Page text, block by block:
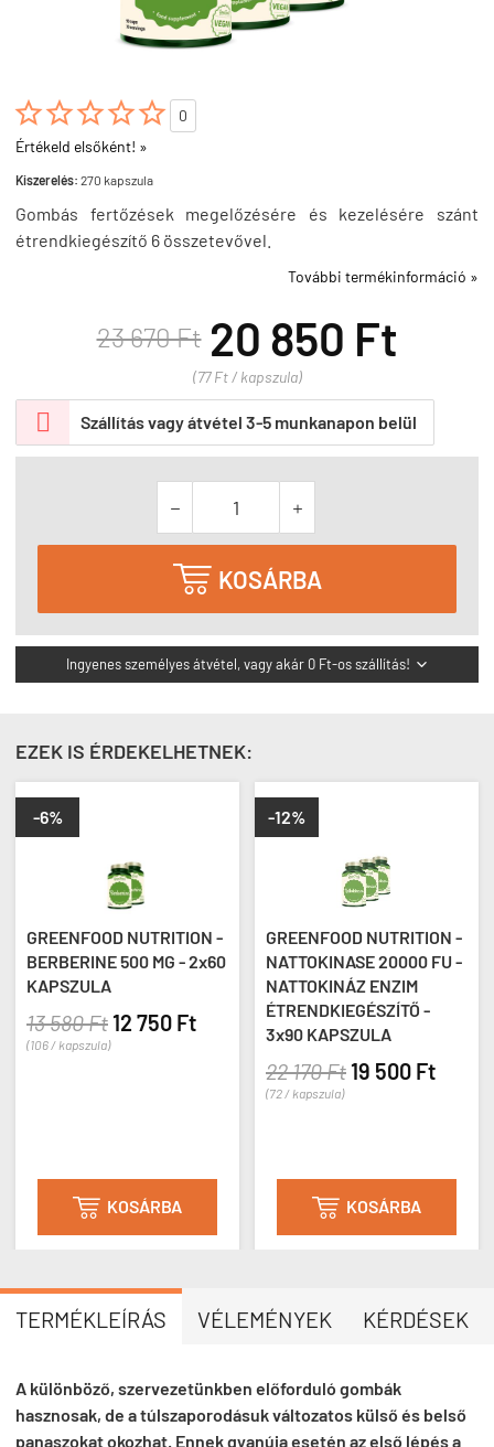

0
Értékeld elsőként! »
Kiszerelés: 270 kapszula
Gombás fertőzések megelőzésére és kezelésére szánt
étrendkiegészítő 6 összetevővel.
További termékinformáció »
23 670 Ft 20 850 Ft
(77 Ft / kapszula)
 Szállítás vagy átvétel 3-5 munkanapon belül
 
 KOSÁRBA
Ingyenes személyes átvétel, vagy akár 0 Ft-os szállítás! 
EZEK IS ÉRDEKELHETNEK:
-6%
GREENFOOD NUTRITION -
BERBERINE 500 MG - 2x60
KAPSZULA
13 580 Ft 12 750 Ft
(106 / kapszula)
 KOSÁRBA
-12%
GREENFOOD NUTRITION -
NATTOKINASE 20000 FU -
NATTOKINÁZ ENZIM
ÉTRENDKIEGÉSZÍTŐ -
3x90 KAPSZULA
22 170 Ft 19 500 Ft
(72 / kapszula)
 KOSÁRBA
TERMÉKLEÍRÁS VÉLEMÉNYEK KÉRDÉSEK
A különböző, szervezetünkben előforduló gombák
hasznosak, de a túlszaporodásuk változatos külső és belső
panaszokat okozhat. Ennek gyanúja esetén az első lépés a